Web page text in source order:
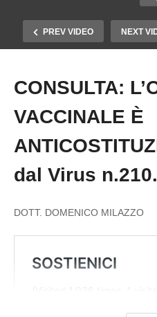
PREV VIDEO NEXT
Copy
ITALIANI SOSPESI.
CONSULTA:
VACCINALE È
dal Virus
DOTT. DOMENICO MILAZZO